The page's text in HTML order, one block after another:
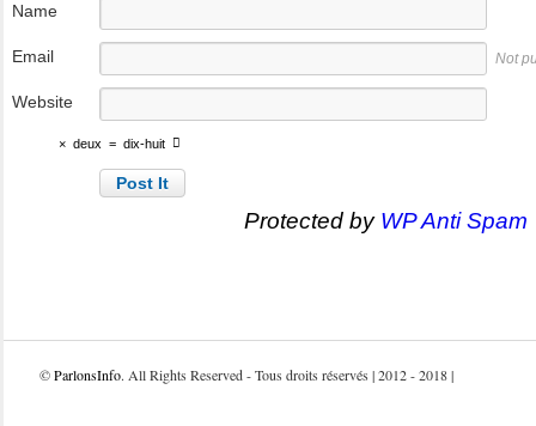
Name
Email Not
Website
× deux = dix-huit
Protected by WP Anti Spam
©ParlonsInfo. All Rights Reserved - Tous droits réservés | 2012 - 2018 |